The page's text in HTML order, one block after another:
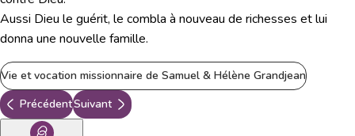
Aussi Dieu le guérit, le combla à nouveau de richesses et lui
donna une nouvelle famille.
Vie et vocation missionnaire de Samuel & Hélène Grandjean
PrécédentSuivant